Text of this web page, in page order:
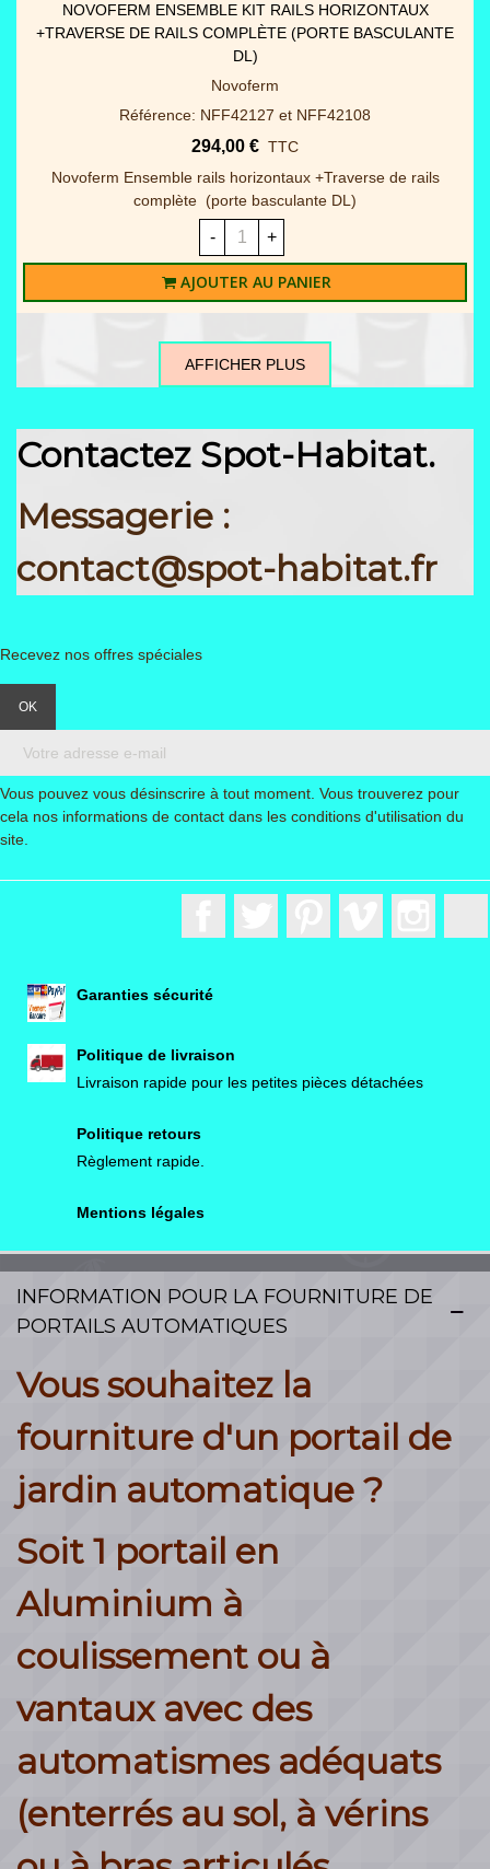
NOVOFERM ENSEMBLE KIT RAILS HORIZONTAUX
+TRAVERSE DE RAILS COMPLÈTE (PORTE BASCULANTE
DL)
Novoferm
Référence: NFF42127 et NFF42108
294,00 € TTC
Novoferm Ensemble rails horizontaux +Traverse de rails
complète (porte basculante DL)
- +
AJOUTER AU PANIER
AFFICHER PLUS
Contactez Spot-Habitat.
Messagerie :
contact@spot-habitat.fr
Recevez nos offres spéciales
Vous pouvez vous désinscrire à tout moment. Vous trouverez pour
cela nos informations de contact dans les conditions d'utilisation du
site.
Garanties sécurité
Politique de livraison
Livraison rapide pour les petites pièces détachées
Politique retours
Règlement rapide.
Mentions légales
INFORMATION POUR LA FOURNITURE DE
PORTAILS AUTOMATIQUES
Vous souhaitez la
fourniture d'un portail de
jardin automatique ?
Soit 1 portail en
Aluminium à
coulissement ou à
vantaux avec des
automatismes adéquats
(enterrés au sol, à vérins